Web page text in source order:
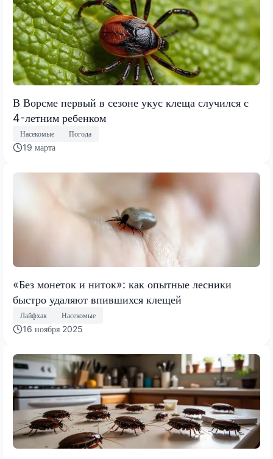
В Ворсме первый в сезоне укус клеща случился с
4-летним ребенком
Насекомые Погода
19 марта
«Без монеток и ниток»: как опытные лесники
быстро удаляют впившихся клещей
Лайфхак Насекомые
16 ноября 2025